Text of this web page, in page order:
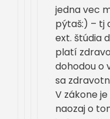
jedna vec
pýtaš:) – tj
ext. štúdia
platí
dohodou o
sa
V zákone
naozaj o